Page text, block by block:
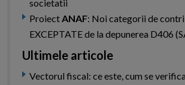
societatii
ProiectANAF: Noi categorii de
EXCEPTATE de la depunerea D406
Ultimele articole
Vectorul fiscal: ce este, cum se